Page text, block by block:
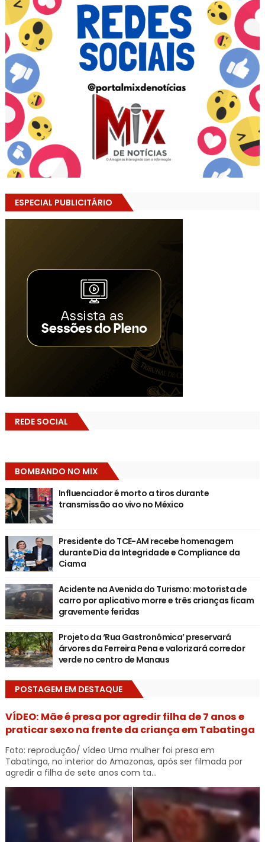
ESPECIAL PUBLICITÁRIO
REDE SOCIAL
BOMBANDO NO MIX
Influenciador é morto a tiros durante
transmissão ao vivo no México
Presidente do TCE-AM recebe homenagem
durante Dia da Integridade e Compliance da
Ciama
Acidente na Avenida do Turismo: motorista de
carro por aplicativo morre e três crianças ficam
gravemente feridas
Projeto da ‘Rua Gastronômica’ preservará
árvores da Ferreira Pena e valorizará corredor
verde no centro de Manaus
POSTAGEM EM DESTAQUE
VÍDEO: Mãe é presa por agredir filha de 7 anos e
praticar sexo na frente da criança em Tabatinga
Foto: reprodução/ vídeo Uma mulher foi presa em
Tabatinga, no interior do Amazonas, após ser filmada por
agredir a filha de sete anos com ta...